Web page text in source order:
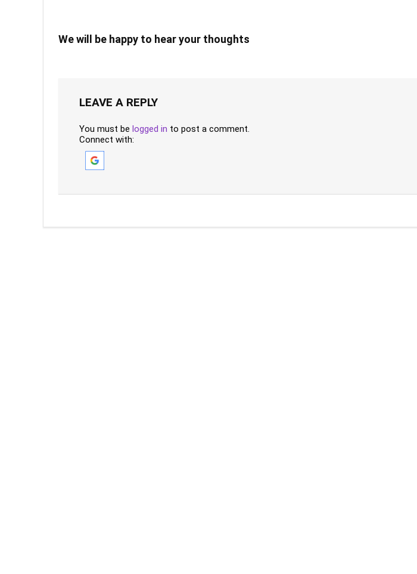
We will be happy to hear your thoughts
LEAVE A REPLY
You must be logged in to post a comment.
Connect with: